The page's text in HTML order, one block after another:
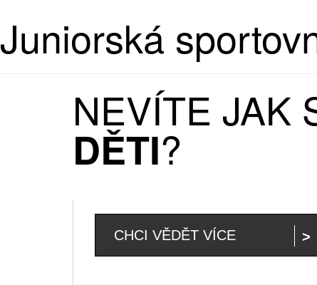
Juniorská
NEVÍTE JAK
DĚTI?
CHCI VĚDĚT VÍCE